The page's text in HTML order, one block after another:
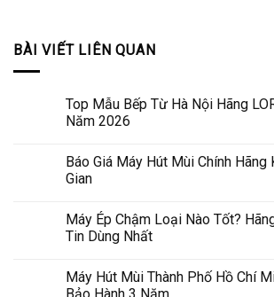
BÀI VIẾT LIÊN QUAN
Top Mẫu Bếp Từ Hà Nội Hãng
Năm 2026
Báo Giá Máy Hút Mùi Chính Hãng
Gian
Máy Ép Chậm Loại Nào Tốt?
Tin Dùng Nhất
Máy Hút Mùi Thành Phố Hồ Chí